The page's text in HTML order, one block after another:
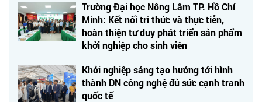
Trường Đại học Nông Lâm TP. Hồ Chí
Minh: Kết nối tri thức và thực tiễn,
hoàn thiện tư duy phát triển sản phẩm
khởi nghiệp cho sinh viên
Khởi nghiệp sáng tạo hướng tới hình
thành DN công nghệ đủ sức cạnh tranh
quốc tế